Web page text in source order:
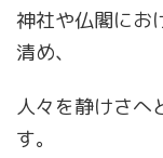
神社や仏閣にお
清め、
人々を静けさへ
す。